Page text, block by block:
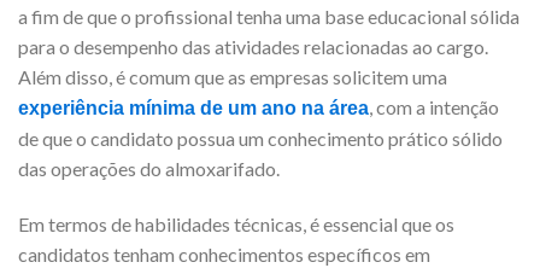
a fim de que o profissional tenha uma base educacional sólida
para o desempenho das atividades relacionadas ao cargo.
Além disso, é comum que as empresas solicitem uma
experiência mínima de um ano na área, com a intenção
de que o candidato possua um conhecimento prático sólido
das operações do almoxarifado.
Em termos de habilidades técnicas, é essencial que os
candidatos tenham conhecimentos específicos em